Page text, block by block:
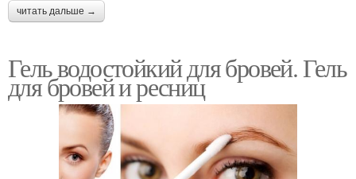
читать дальше →
Гель водостойкий для бровей. Гель
для бровей и ресниц